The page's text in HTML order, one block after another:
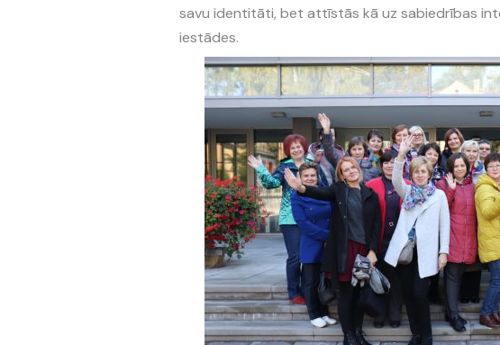
savu identitāti, bet attīstās kā uz sabiedrības
iestādes.